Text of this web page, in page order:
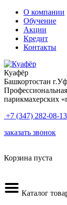
О компании
Обучение
Акции
Кредит
Контакты
Куафёр
Башкортостан
парикмахерских
+7 (347) 282-08-13
заказать звонок
Корзина пуста
Каталог